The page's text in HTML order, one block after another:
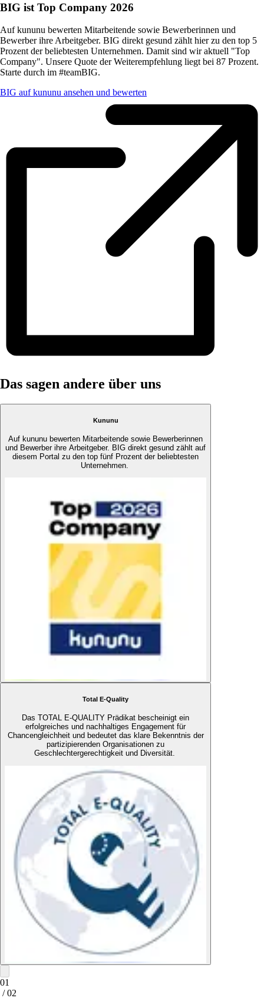
BIG ist Top Company 2026
Auf kununu bewerten Mitarbeitende sowie Bewerberinnen und
Bewerber ihre Arbeitgeber. BIG direkt gesund zählt hier zu den top 5
Prozent der beliebtesten Unternehmen. Damit sind wir aktuell "Top
Company". Unsere Quote der Weiterempfehlung liegt bei 87 Prozent.
Starte durch im #teamBIG.
BIG auf kununu ansehen und bewerten
Das sagen andere über uns
Kununu
Auf kununu bewerten Mitarbeitende sowie Bewerberinnen
und Bewerber ihre Arbeitgeber. BIG direkt gesund zählt auf
diesem Portal zu den top fünf Prozent der beliebtesten
Unternehmen.
Total E-Quality
Das TOTAL E-QUALITY Prädikat bescheinigt ein
erfolgreiches und nachhaltiges Engagement für
Chancengleichheit und bedeutet das klare Bekenntnis der
partizipierenden Organisationen zu
Geschlechtergerechtigkeit und Diversität.
01
/ 02